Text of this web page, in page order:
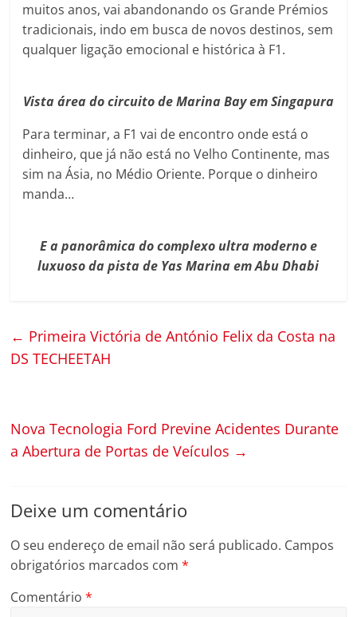
muitos anos, vai abandonando os Grande Prémios
tradicionais, indo em busca de novos destinos, sem
qualquer ligação emocional e histórica à F1.
Vista área do circuito de Marina Bay em Singapura
Para terminar, a F1 vai de encontro onde está o
dinheiro, que já não está no Velho Continente, mas
sim na Ásia, no Médio Oriente. Porque o dinheiro
manda…
E a panorâmica do complexo ultra moderno e
luxuoso da pista de Yas Marina em Abu Dhabi
← Primeira Victória de António Felix da Costa na
DS TECHEETAH
Nova Tecnologia Ford Previne Acidentes Durante
a Abertura de Portas de Veículos →
Deixe um comentário
O seu endereço de email não será publicado. Campos
obrigatórios marcados com*
Comentário*